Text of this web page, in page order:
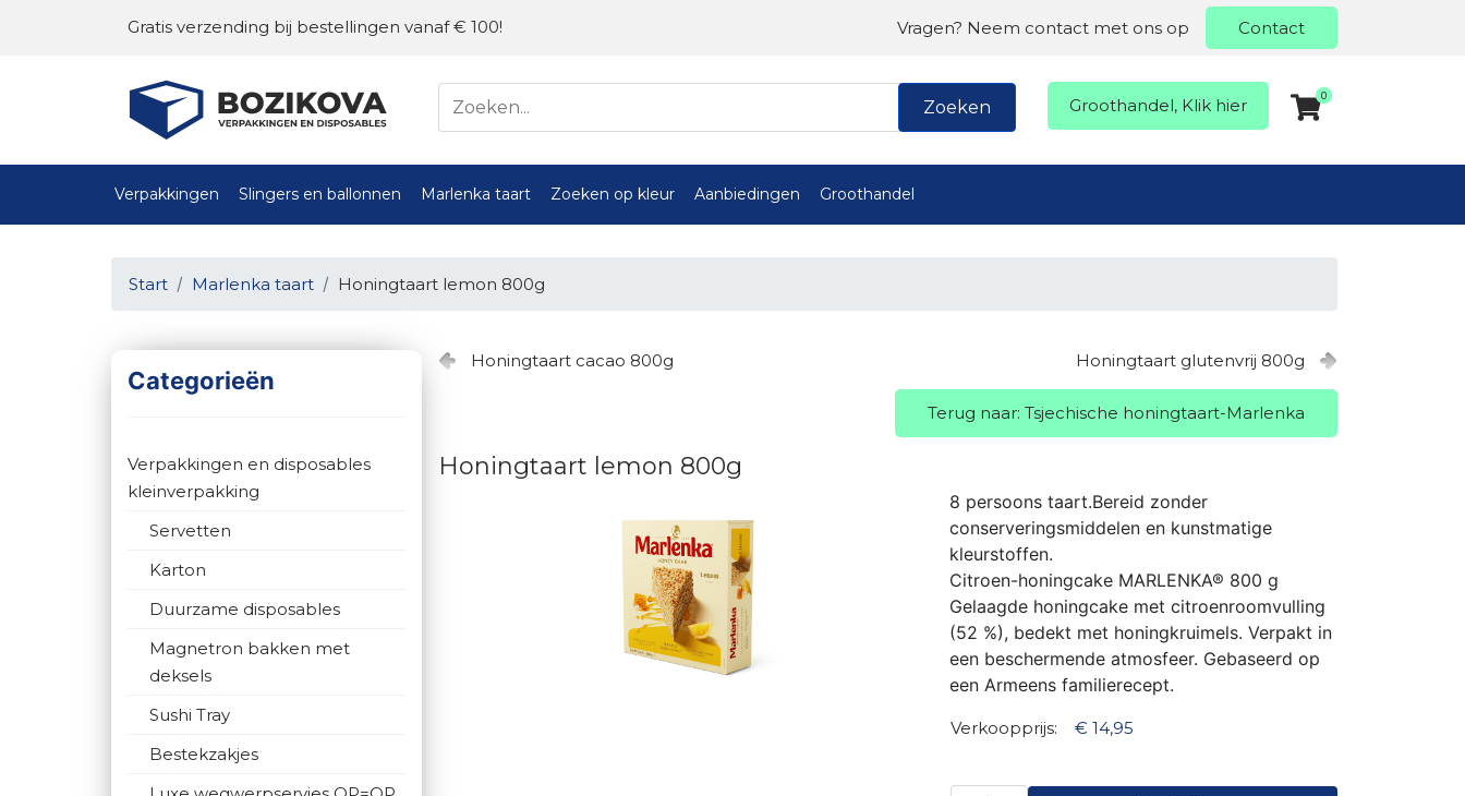
Gratis verzending bij bestellingen vanaf € 100! Vragen? Neem contact met ons op Contact
Zoeken Groothandel, Klik hier 0
Verpakkingen Slingers en ballonnen Marlenka taart Zoeken op kleur Aanbiedingen Groothandel
Start Marlenka taart Honingtaart lemon 800g
Categorieën
Verpakkingen en disposables
kleinverpakking
Servetten
Karton
Duurzame disposables
Magnetron bakken met
deksels
Sushi Tray
Bestekzakjes
Honingtaart cacao 800g Honingtaart glutenvrij 800g
Terug naar: Tsjechische honingtaart-Marlenka
Honingtaart lemon 800g
8 persoons taart.Bereid zonder
conserveringsmiddelen en kunstmatige
kleurstoffen.
Citroen-honingcake MARLENKA® 800 g
Gelaagde honingcake met citroenroomvulling
(52 %), bedekt met honingkruimels. Verpakt in
een beschermende atmosfeer. Gebaseerd op
een Armeens familierecept.
Verkoopprijs: € 14,95